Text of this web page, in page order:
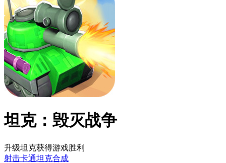
坦克：毁灭战争
升级坦克获得游戏胜利
射击卡通坦克合成